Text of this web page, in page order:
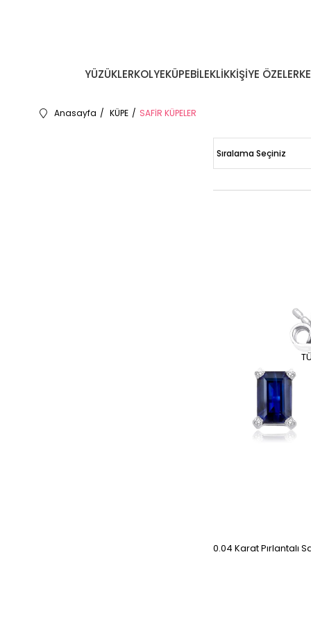
YÜZÜKLERKOLYEKÜPEBİLEKLİKKİŞİYE ÖZEL
Anasayfa KÜPE SAFİR KÜPELER
0.04 Karat Pırlantalı